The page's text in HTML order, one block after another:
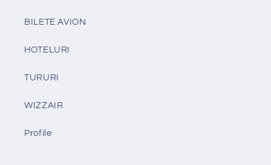
BILETE AVION
HOTELURI
TURURI
WIZZAIR
Profile